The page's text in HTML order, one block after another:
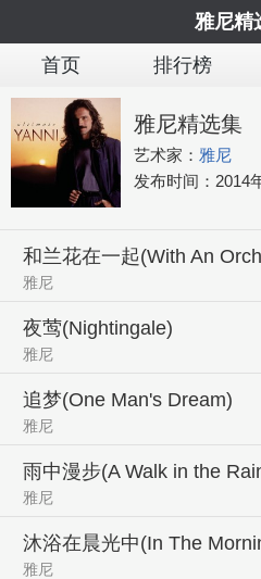
雅尼精
首页
排行榜
雅尼精选集
艺术家： 雅尼
发布时间： 2014
和兰花在一起(With An
雅尼
夜莺(Nightingale)
雅尼
追梦(One Man's Dream)
雅尼
雨中漫步(A Walk in the
雅尼
沐浴在晨光中(In The
雅尼